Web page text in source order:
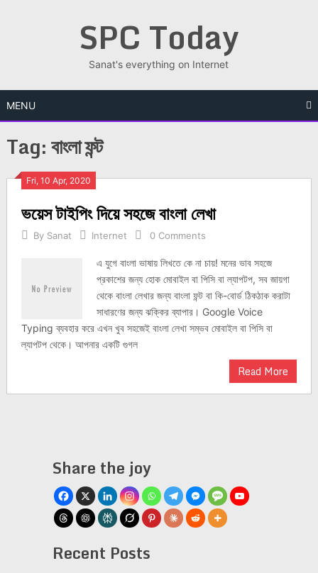
SPC Today
Sanat's everything on Internet
MENU
Tag:বাংলা ফন্ট
Fri, 10 Apr, 2020
ভয়েস টাইপিং দিয়ে সহজে বাংলা লেখা
By Sanat Internet 0 Comments
এ যুগে বাংলা ভাষায় লিখতে কে না চায়! মনের ভাব সহজে
প্রকাশের জন্য হোক মোবাইল বা পিসি বা ল্যাপটপ, সব জায়গা
থেকে বাংলা লেখার জন্য বাংলা ফন্ট বা কি-বোর্ড ঠিকঠাক করাটা
সাধারণের জন্য ঝক্কির ব্যাপার। Google Voice
Typing ব্যবহার করে এখন খুব সহজেই বাংলা লেখা সম্ভব মোবাইল বা পিসি বা
ল্যাপটপ থেকে। আপনার একটি গুগল
Read More
Posts
navigation
Share the joy
Recent Posts